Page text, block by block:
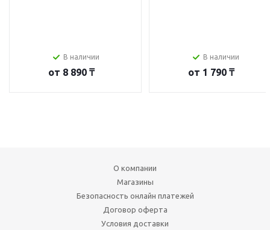
В наличии
от 8 890 ₸
В наличии
от 1 790 ₸
О компании
Магазины
Безопасность онлайн платежей
Договор оферта
Условия доставки